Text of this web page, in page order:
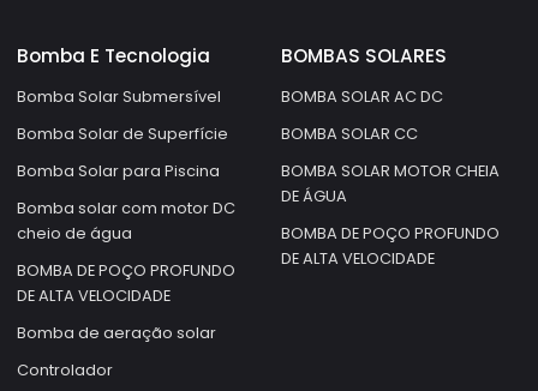
Bomba E Tecnologia
Bomba Solar Submersível
Bomba Solar de Superfície
Bomba Solar para Piscina
Bomba solar com motor DC
cheio de água
BOMBA DE POÇO PROFUNDO
DE ALTA VELOCIDADE
Bomba de aeração solar
Controlador
BOMBAS SOLARES
BOMBA SOLAR AC DC
BOMBA SOLAR CC
BOMBA SOLAR MOTOR CHEIA
DE ÁGUA
BOMBA DE POÇO PROFUNDO
DE ALTA VELOCIDADE